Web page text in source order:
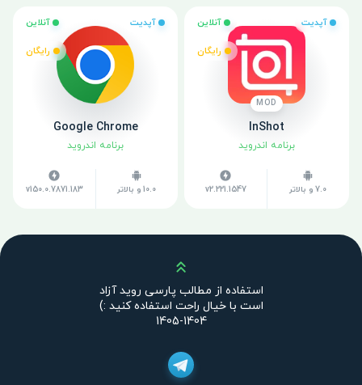
آپدیت آنلاین
رایگان
MOD
InShot
برنامه اندروید
7.0 و بالاتر v2.221.1547
آپدیت آنلاین
رایگان
Google Chrome
برنامه اندروید
10.0 و بالاتر v150.0.7871.183
بالا
استفاده از مطالب پارسی روید آزاد
است با خیال راحت استفاده کنید :)
1404-1405